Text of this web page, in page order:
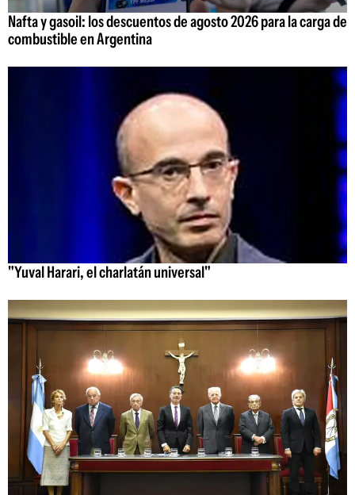
Nafta y gasoil: los descuentos de agosto 2026 para la carga de
combustible en Argentina
"Yuval Harari, el charlatán universal"